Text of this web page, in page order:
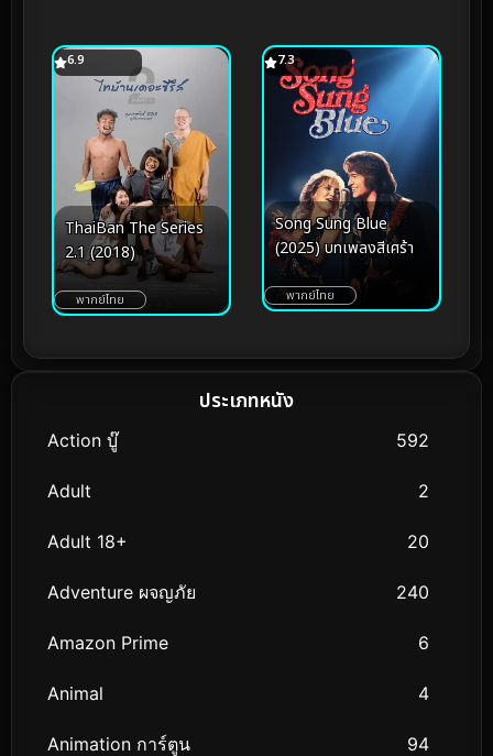
6.9
ThaiBan The Series
2.1 (2018)
พากย์ไทย
7.3
Song Sung Blue
(2025) บทเพลงสีเศร้า
พากย์ไทย
ประเภทหนัง
Action บู๊ 592
Adult 2
Adult 18+ 20
Adventure ผจญภัย 240
Amazon Prime 6
Animal 4
Animation การ์ตูน 94